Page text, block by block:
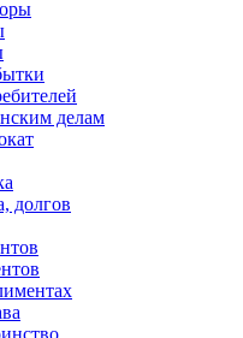
делам
долгов